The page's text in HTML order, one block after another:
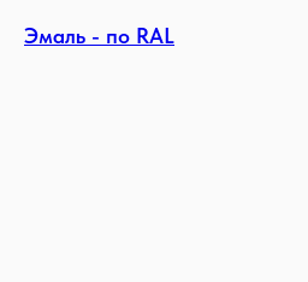
Эмаль - по RAL